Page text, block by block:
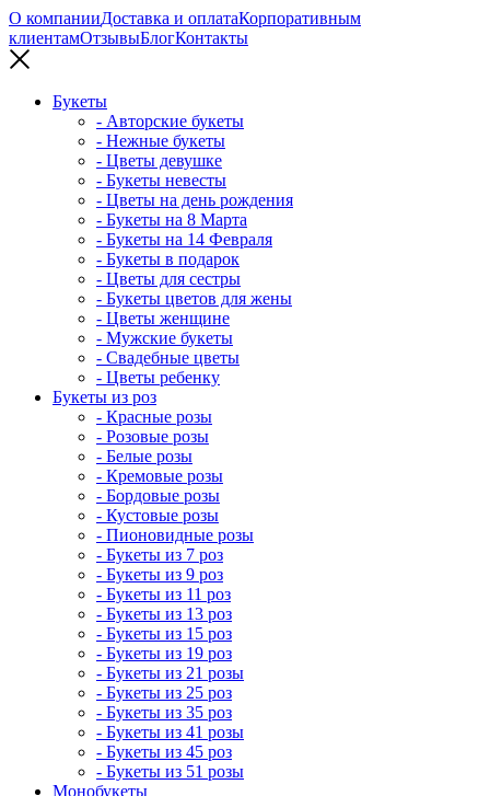
О компанииДоставка и оплатаКорпоративным
клиентамОтзывыБлогКонтакты
Букеты
- Авторские букеты
- Нежные букеты
- Цветы девушке
- Букеты невесты
- Цветы на день рождения
- Букеты на 8 Марта
- Букеты на 14 Февраля
- Букеты в подарок
- Цветы для сестры
- Букеты цветов для жены
- Цветы женщине
- Мужские букеты
- Свадебные цветы
- Цветы ребенку
Букеты из роз
- Красные розы
- Розовые розы
- Белые розы
- Кремовые розы
- Бордовые розы
- Кустовые розы
- Пионовидные розы
- Букеты из 7 роз
- Букеты из 9 роз
- Букеты из 11 роз
- Букеты из 13 роз
- Букеты из 15 роз
- Букеты из 19 роз
- Букеты из 21 розы
- Букеты из 25 роз
- Букеты из 35 роз
- Букеты из 41 розы
- Букеты из 45 роз
- Букеты из 51 розы
Монобукеты